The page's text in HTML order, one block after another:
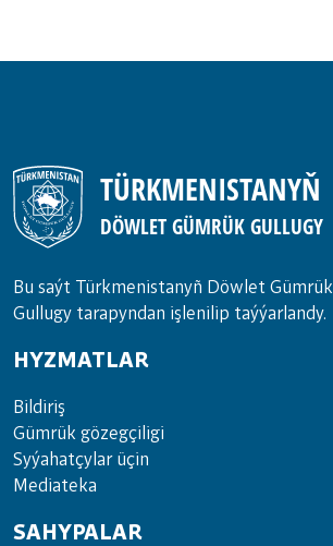
TÜRKMENISTANYŇ
DÖWLET GÜMRÜK GULLUGY
Bu saýt Türkmenistanyñ Döwlet Gümrük
Gullugy tarapyndan işlenilip taýýarlandy.
HYZMATLAR
Bil­di­riş
Güm­rük gö­zeg­çi­li­gi
Sy­ýa­hat­çy­lar ü­çin
Media­teka
SAHYPALAR